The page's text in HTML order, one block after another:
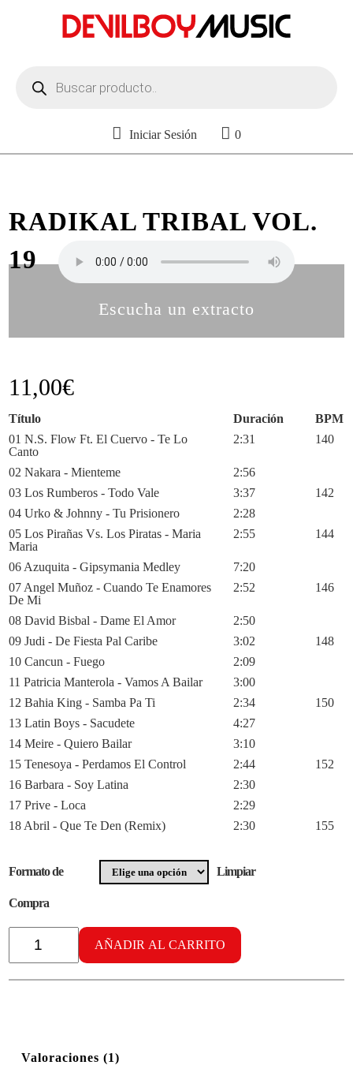
productos
Iniciar Sesión 0
RADIKAL TRIBAL VOL.
19
Escucha un extracto
11,00€
Título Duración
BPM
01 N.S. Flow Ft. El Cuervo - Te Lo
Canto
2:31 140
02 Nakara - Mienteme
2:56
03 Los Rumberos - Todo Vale
3:37
142
04 Urko & Johnny - Tu Prisionero
2:28
05 Los Pirañas Vs. Los Piratas - Maria
Maria
2:55 144
06 Azuquita - Gipsymania Medley
7:20
07 Angel Muñoz - Cuando Te Enamores
De Mi
2:52 146
08 David Bisbal - Dame El Amor
2:50
09 Judi - De Fiesta Pal Caribe
3:02
148
10 Cancun - Fuego
2:09
11 Patricia Manterola - Vamos A Bailar
3:00
12 Bahia King - Samba Pa Ti
2:34
150
13 Latin Boys - Sacudete
4:27
14 Meire - Quiero Bailar
3:10
15 Tenesoya - Perdamos El Control
2:44
152
16 Barbara - Soy Latina
2:30
17 Prive - Loca
2:29
18 Abril - Que Te Den (Remix)
2:30 155
Formato de
Compra
Limpiar
Radikal
Tribal
cantidad
AÑADIR AL CARRITO
Valoraciones (1)